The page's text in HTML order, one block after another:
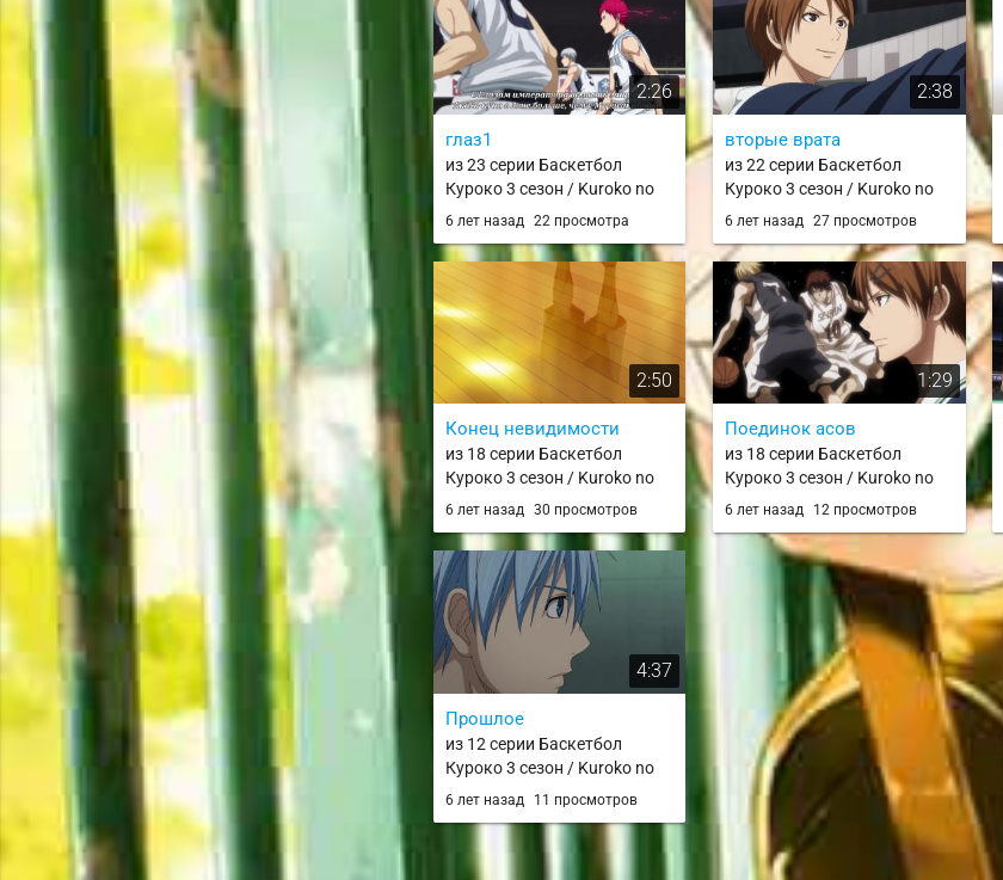
2:26
глаз1
из 23 серии Баскетбол
Куроко 3 сезон / Kuroko no
Basket 3rd Season / knb 3
6 лет назад 22 просмотра
2:38
вторые врата
из 22 серии Баскетбол
Куроко 3 сезон / Kuroko no
Basket 3rd Season / knb 3
6 лет назад 27 просмотров
2:50
Конец невидимости
из 18 серии Баскетбол
Куроко 3 сезон / Kuroko no
Basket 3rd Season / knb 3
6 лет назад 30 просмотров
1:29
Поединок асов
из 18 серии Баскетбол
Куроко 3 сезон / Kuroko no
Basket 3rd Season / knb 3
6 лет назад 12 просмотров
4:37
Прошлое
из 12 серии Баскетбол
Куроко 3 сезон / Kuroko no
Basket 3rd Season / knb 3
6 лет назад 11 просмотров